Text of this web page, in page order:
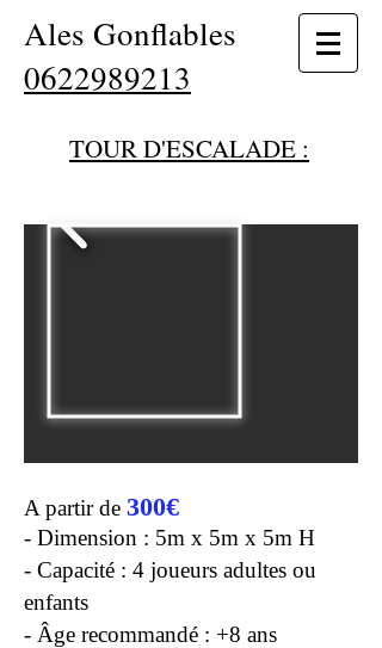
Ales Gonflables
0622989213
TOUR D'ESCALADE :
A partir de 300€
- Dimension : 5m x 5m x 5m H
- Capacité : 4 joueurs adultes ou
enfants
- Âge recommandé : +8 ans